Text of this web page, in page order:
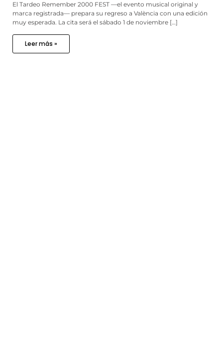
El Tardeo Remember 2000 FEST —el evento musical original y
marca registrada— prepara su regreso a València con una edición
muy esperada. La cita será el sábado 1 de noviembre […]
Leer más »